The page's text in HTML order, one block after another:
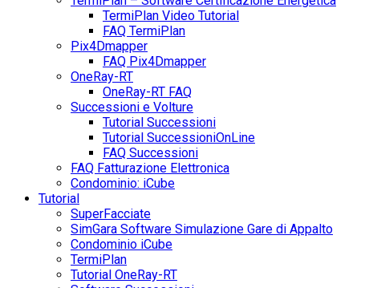
TermiPlan Video Tutorial
FAQ TermiPlan
Pix4Dmapper
FAQ Pix4Dmapper
OneRay-RT
OneRay-RT FAQ
Successioni e Volture
Tutorial Successioni
Tutorial SuccessioniOnLine
FAQ Successioni
FAQ Fatturazione Elettronica
Condominio: iCube
Tutorial
SuperFacciate
SimGara Software Simulazione Gare di Appalto
Condominio iCube
TermiPlan
Tutorial OneRay-RT